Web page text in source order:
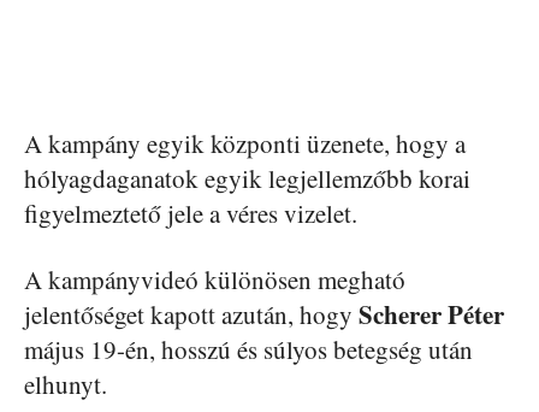
A kampány egyik központi üzenete, hogy a
hólyagdaganatok egyik legjellemzőbb korai
figyelmeztető jele a véres vizelet.
A kampányvideó különösen megható
jelentőséget kapott azután, hogy Scherer Péter
május 19-én, hosszú és súlyos betegség után
elhunyt.